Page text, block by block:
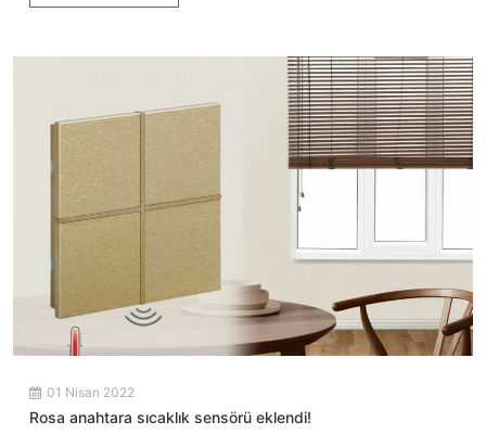
01 Nisan 2022
Rosa anahtara sıcaklık sensörü eklendi!